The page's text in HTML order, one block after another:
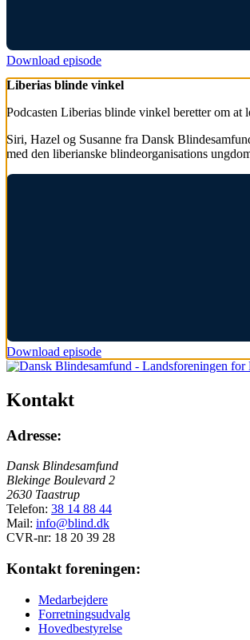
Download episode
Liberias blinde vinkel
Podcasten Liberias blinde vinkel beretter om
Siri, Hazel og Susanne fra Dansk
med den liberianske blindeorganisations
Download episode
Kontakt
Adresse:
Dansk Blindesamfund
Blekinge Boulevard 2
2630 Taastrup
Telefon: 38 14 88 44
Mail: info@blind.dk
CVR-nr: 18 20 39 28
Kontakt foreningen:
Medarbejdere
Forretningsudvalg
Hovedbestyrelse